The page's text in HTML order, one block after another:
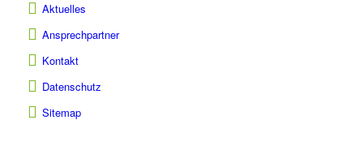
Aktuelles
Ansprechpartner
Kontakt
Datenschutz
Sitemap